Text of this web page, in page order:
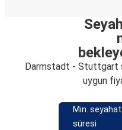
Darmstadt - Stuttgart
uygun
Min. seyahat
süresi